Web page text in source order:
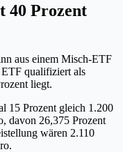
40 Prozent
aus einem Misch-ETF
qualifiziert als
liegt.
15 Prozent gleich 1.200
davon 26,375 Prozent
wären 2.110